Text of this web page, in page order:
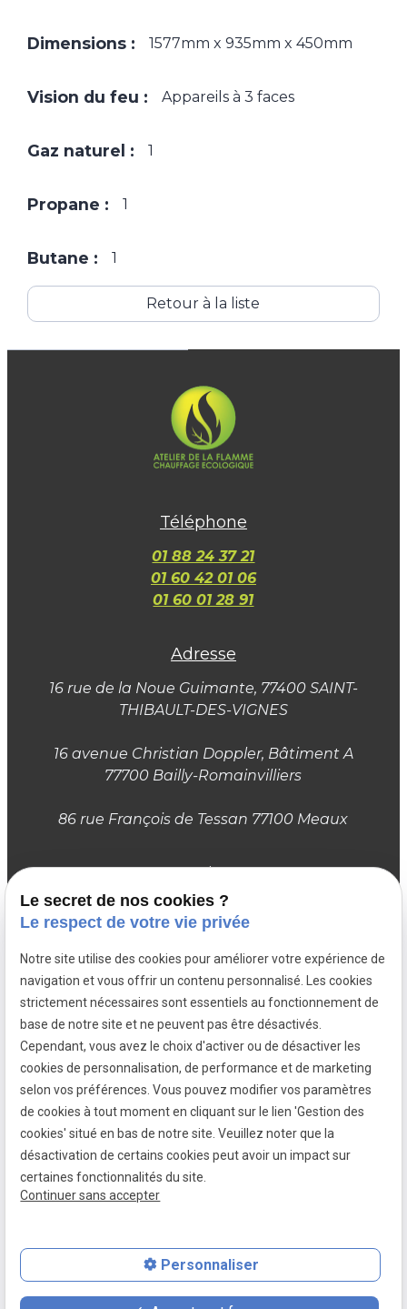
Dimensions : 1577mm x 935mm x 450mm
Vision du feu : Appareils à 3 faces
Gaz naturel : 1
Propane : 1
Butane : 1
Retour à la liste
Téléphone
01 88 24 37 21
01 60 42 01 06
01 60 01 28 91
Adresse
16 rue de la Noue Guimante, 77400 SAINT-
THIBAULT-DES-VIGNES
16 avenue Christian Doppler, Bâtiment A
77700 Bailly-Romainvilliers
86 rue François de Tessan 77100 Meaux
Horaires
Du lundi au samedi :
10h – 12h / 13h30 – 18h30
Suivez-nous
Mentions légales
Politique de confidentialité
Gestion des cookies
Plan du site
place contact_page phone
Le secret de nos cookies ?
Le respect de votre vie privée
Notre site utilise des cookies pour améliorer votre expérience de
navigation et vous offrir un contenu personnalisé. Les cookies
strictement nécessaires sont essentiels au fonctionnement de
base de notre site et ne peuvent pas être désactivés.
Cependant, vous avez le choix d'activer ou de désactiver les
cookies de personnalisation, de performance et de marketing
selon vos préférences. Vous pouvez modifier vos paramètres
de cookies à tout moment en cliquant sur le lien 'Gestion des
cookies' situé en bas de notre site. Veuillez noter que la
désactivation de certains cookies peut avoir un impact sur
certaines fonctionnalités du site.
Continuer sans accepter
Personnaliser